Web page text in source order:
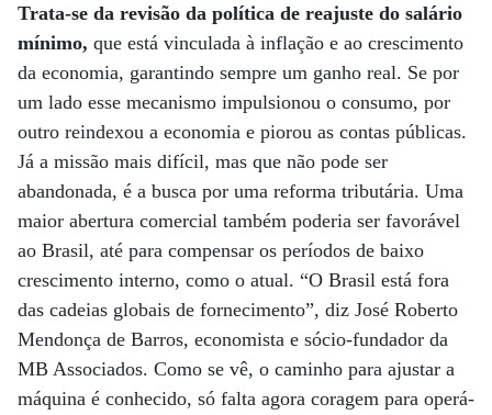
Trata-se da revisão da política de reajuste do salário
mínimo, que está vinculada à inflação e ao crescimento
da economia, garantindo sempre um ganho real. Se por
um lado esse mecanismo impulsionou o consumo, por
outro reindexou a economia e piorou as contas públicas.
Já a missão mais difícil, mas que não pode ser
abandonada, é a busca por uma reforma tributária. Uma
maior abertura comercial também poderia ser favorável
ao Brasil, até para compensar os períodos de baixo
crescimento interno, como o atual. “O Brasil está fora
das cadeias globais de fornecimento”, diz José Roberto
Mendonça de Barros, economista e sócio-fundador da
MB Associados. Como se vê, o caminho para ajustar a
máquina é conhecido, só falta agora coragem para operá-